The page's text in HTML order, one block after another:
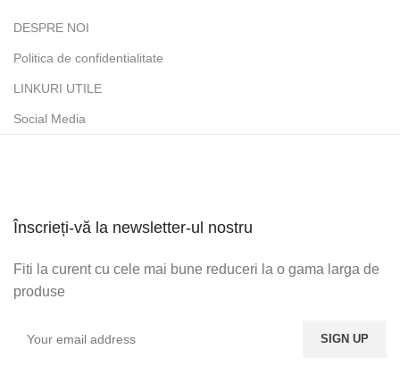
DESPRE NOI
Politica de confidentialitate
LINKURI UTILE
Social Media
Înscrieți-vă la newsletter-ul nostru
Fiti la curent cu cele mai bune reduceri la o gama larga de
produse